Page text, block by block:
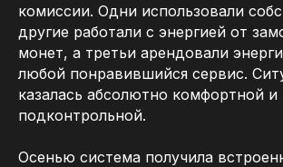
комиссии. Одни использовали
другие работали с энергией от
монет, а третьи арендовали
любой понравившийся сервис.
казалась абсолютно комфортной
подконтрольной.
Осенью система получила